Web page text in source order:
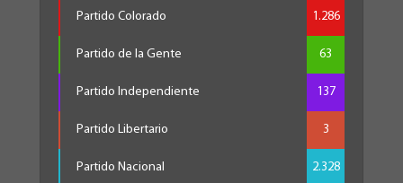
Partido Colorado 1.286
Partido de la Gente 63
Partido Independiente 137
Partido Libertario 3
Partido Nacional 2.328